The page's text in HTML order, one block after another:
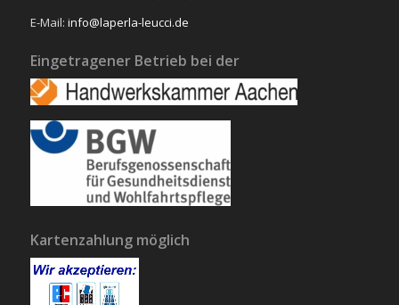
E-Mail: info@laperla-leucci.de
Eingetragener Betrieb bei der
Kartenzahlung möglich